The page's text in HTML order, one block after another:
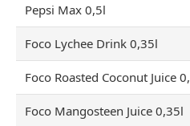
Pepsi Max 0,5l
Foco Lychee Drink 0,35l
Foco Roasted Coconut Juice
Foco Mangosteen Juice 0,35l